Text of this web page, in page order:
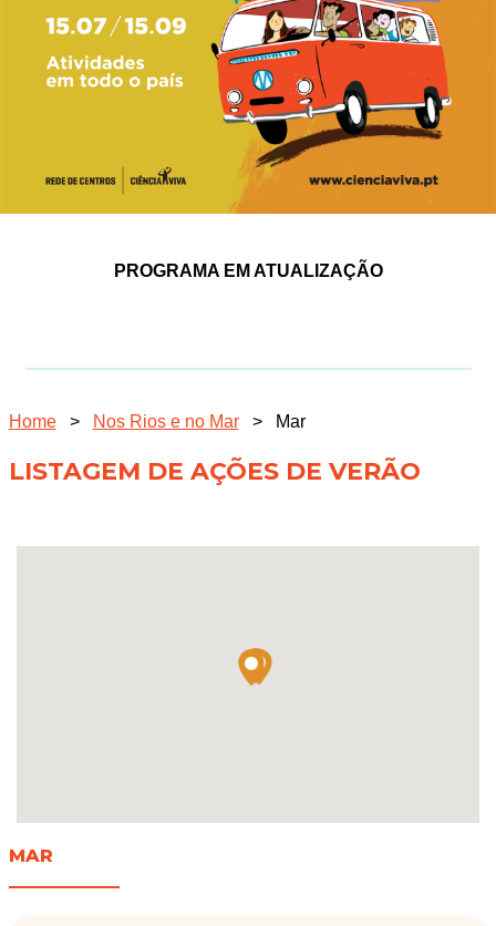
PROGRAMA EM ATUALIZAÇÃO
Home > Nos Rios e no Mar > Mar
LISTAGEM DE AÇÕES DE VERÃO
MAR